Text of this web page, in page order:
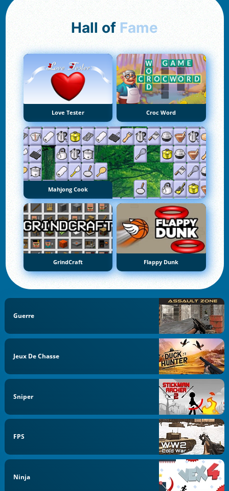
Hall of Fame
Love Tester Croc Word
Mahjong Cook
GrindCraft Flappy Dunk
Guerre
Jeux De Chasse
Sniper
FPS
Ninja